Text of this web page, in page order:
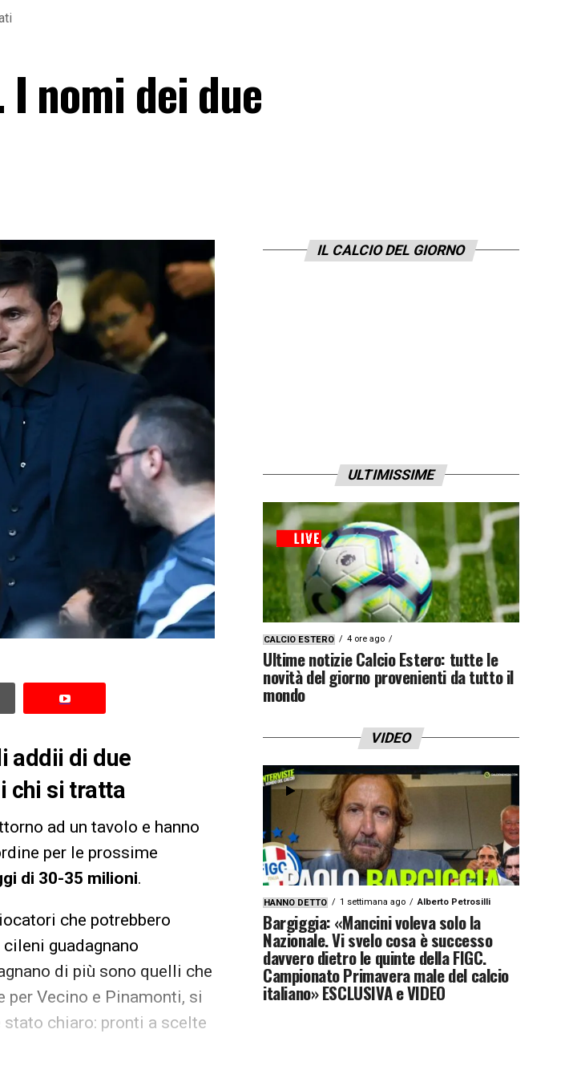
nomi dei due
addii di due
chi si tratta
ad un tavolo e hanno
per le prossime
di 30-35 milioni.
che potrebbero
cileni guadagnano
di più sono quelli che
Vecino e Pinamonti, si
stato chiaro: pronti a scelte
IL CALCIO DEL GIORNO
ULTIMISSIME
CALCIO ESTERO 4 ore ago
Ultime notizie Calcio Estero: tutte le
novità del giorno provenienti da tutto il
mondo
VIDEO
HANNO DETTO 1 settimana ago Alberto Petrosilli
Bargiggia: «Mancini voleva solo la
Nazionale. Vi svelo cosa è successo
davvero dietro le quinte della FIGC.
Campionato Primavera male del calcio
italiano» ESCLUSIVA e VIDEO